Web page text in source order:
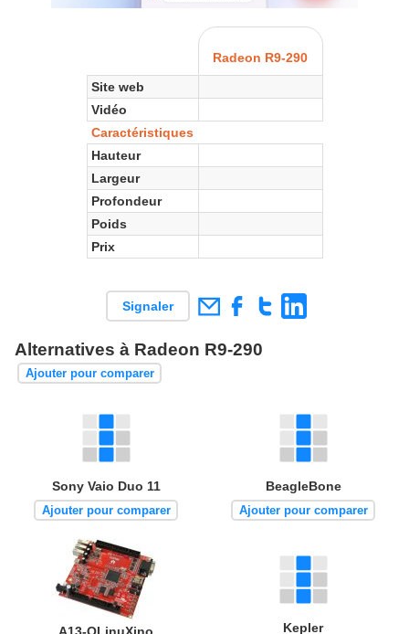
Radeon R9-290
Site web
Vidéo
Caractéristiques
Hauteur
Largeur
Profondeur
Poids
Prix
Signaler
Alternatives à Radeon R9-290
Ajouter pour comparer
Sony Vaio Duo 11
Ajouter pour comparer
BeagleBone
Ajouter pour comparer
Kepler